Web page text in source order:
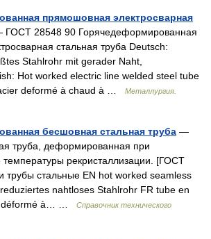
прямошовная электросварная
ГОСТ 28548 90 Горячедеформированная
стальная труба Deutsch:
Stahlrohr mit gerader Naht,
Hot worked electric line welded steel tube
deformé à chaud à …
Металлургия.
бесшовная стальная труба —
труба, деформированная при
рекристаллизации. [ГОСТ
трубы стальные EN hot worked seamless
nahtloses Stahlrohr FR tube en
déformé à… …
Справочник технического